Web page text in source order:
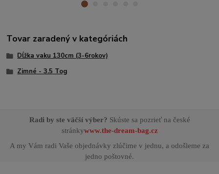
Tovar zaradený v kategóriách
Dĺžka vaku 130cm (3-6rokov)
Zimné - 3.5 Tog
Radi by ste väčší výber? Skúste sa pozrieť na české
stránkywww.the-dream-bag.cz
A my Vám radi Vaše objednávky zlúčime v jednu, a odošleme za
jedno poštovné.